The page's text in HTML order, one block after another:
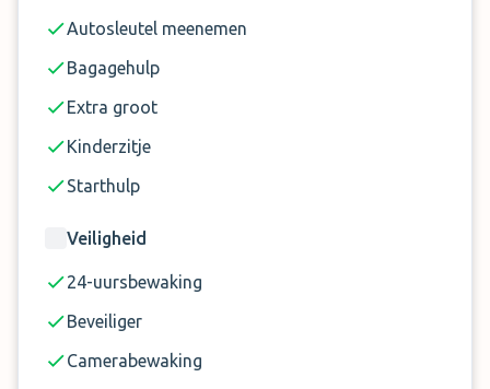
Autosleutel meenemen
Bagagehulp
Extra groot
Kinderzitje
Starthulp
Veiligheid
24-uursbewaking
Beveiliger
Camerabewaking